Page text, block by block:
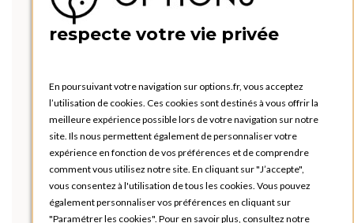
respecte votre vie privée
En poursuivant votre navigation sur options.fr, vous acceptez
l’utilisation de cookies. Ces cookies sont destinés à vous offrir la
meilleure expérience possible lors de votre navigation sur notre
site. Ils nous permettent également de personnaliser votre
expérience en fonction de vos préférences et de comprendre
comment vous utilisez notre site. En cliquant sur "J’accepte",
vous consentez à l'utilisation de tous les cookies. Vous pouvez
également personnaliser vos préférences en cliquant sur
"Paramétrer les cookies". Pour en savoir plus, consultez notre